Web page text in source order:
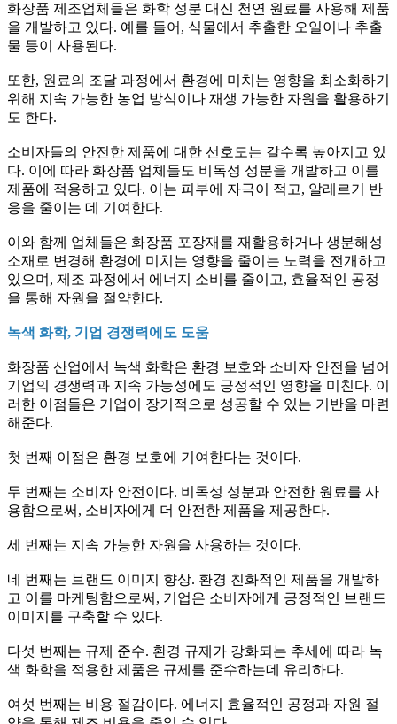
화장품 제조업체들은 화학 성분 대신 천연 원료를 사용해 제품
을 개발하고 있다. 예를 들어, 식물에서 추출한 오일이나 추출
물 등이 사용된다.
또한, 원료의 조달 과정에서 환경에 미치는 영향을 최소화하기
위해 지속 가능한 농업 방식이나 재생 가능한 자원을 활용하기
도 한다.
소비자들의 안전한 제품에 대한 선호도는 갈수록 높아지고 있
다. 이에 따라 화장품 업체들도 비독성 성분을 개발하고 이를
제품에 적용하고 있다. 이는 피부에 자극이 적고, 알레르기 반
응을 줄이는 데 기여한다.
이와 함께 업체들은 화장품 포장재를 재활용하거나 생분해성
소재로 변경해 환경에 미치는 영향을 줄이는 노력을 전개하고
있으며, 제조 과정에서 에너지 소비를 줄이고, 효율적인 공정
을 통해 자원을 절약한다.
녹색 화학, 기업 경쟁력에도 도움
화장품 산업에서 녹색 화학은 환경 보호와 소비자 안전을 넘어
기업의 경쟁력과 지속 가능성에도 긍정적인 영향을 미친다. 이
러한 이점들은 기업이 장기적으로 성공할 수 있는 기반을 마련
해준다.
첫 번째 이점은 환경 보호에 기여한다는 것이다.
두 번째는 소비자 안전이다. 비독성 성분과 안전한 원료를 사
용함으로써, 소비자에게 더 안전한 제품을 제공한다.
세 번째는 지속 가능한 자원을 사용하는 것이다.
네 번째는 브랜드 이미지 향상. 환경 친화적인 제품을 개발하
고 이를 마케팅함으로써, 기업은 소비자에게 긍정적인 브랜드
이미지를 구축할 수 있다.
다섯 번째는 규제 준수. 환경 규제가 강화되는 추세에 따라 녹
색 화학을 적용한 제품은 규제를 준수하는데 유리하다.
여섯 번째는 비용 절감이다. 에너지 효율적인 공정과 자원 절